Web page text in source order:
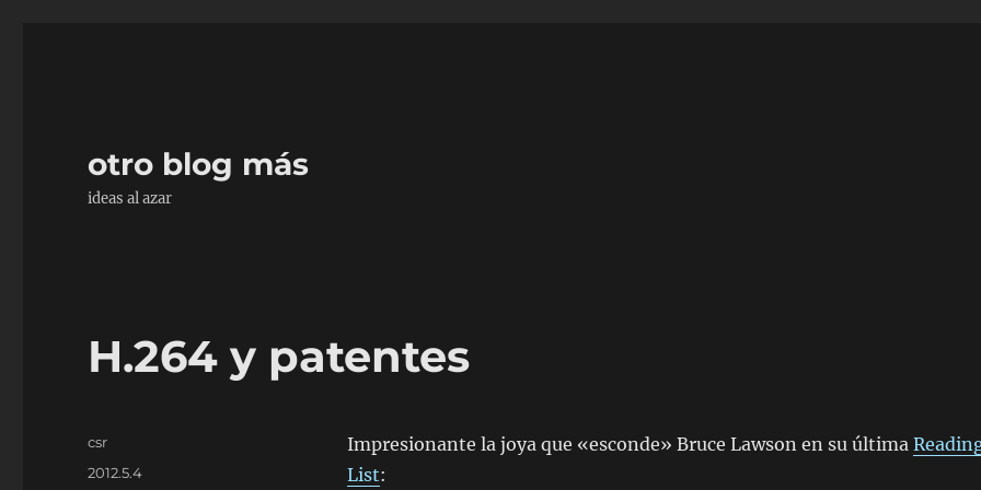
otro blog más
ideas al azar
H.264 y patentes
Impresionante la joya que «esconde» Bruce Lawson en su última
List:
Autor
csr
Publicado
2012.5.4